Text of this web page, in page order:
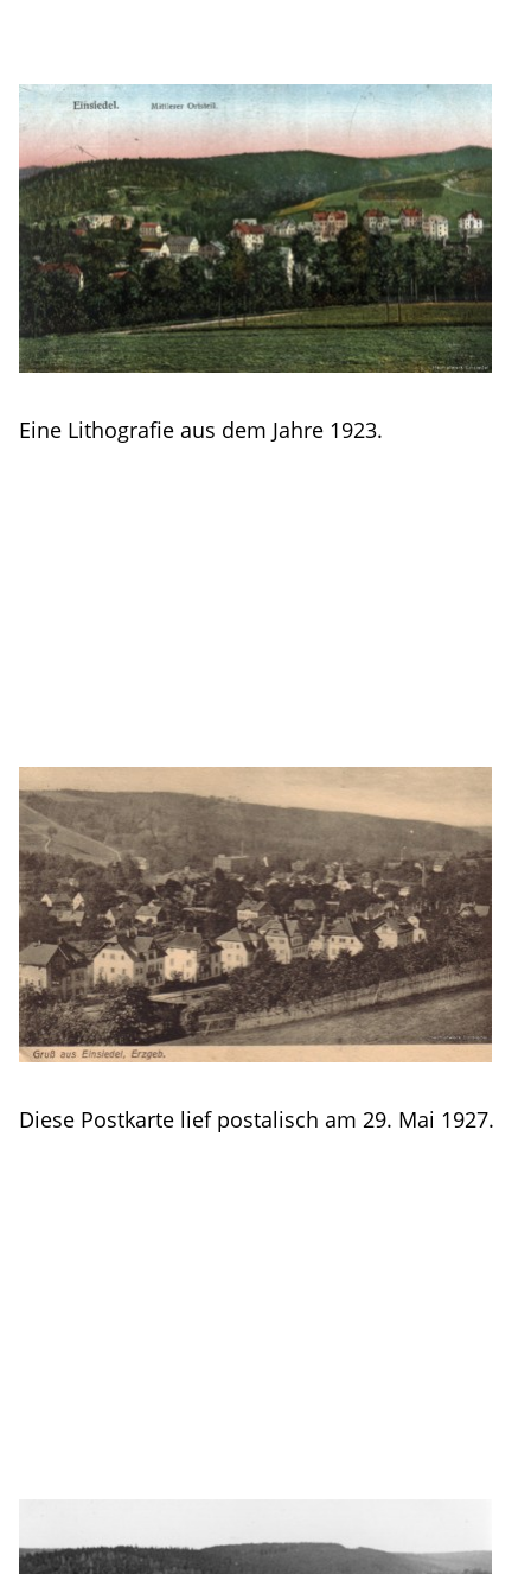
Eine Lithografie aus dem Jahre 1923.
Diese Postkarte lief postalisch am 29. Mai 1927.